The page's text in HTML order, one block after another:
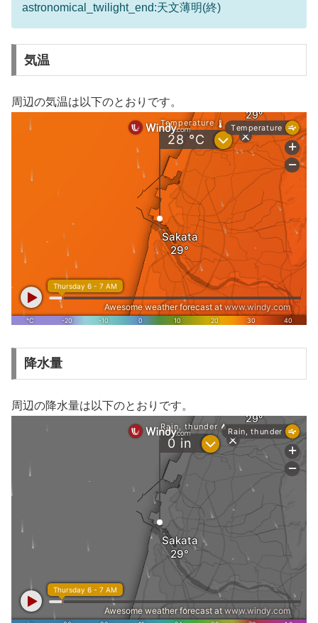
astronomical_twilight_end:天文薄明(終)
気温
周辺の気温は以下のとおりです。
降水量
周辺の降水量は以下のとおりです。